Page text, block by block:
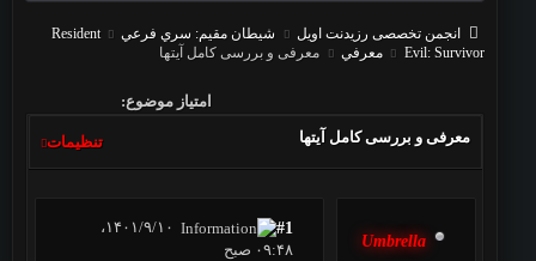
انجمن تخصصی رزیدنت اویل شيطان مقيم: سري فرعي
Resident
Evil: Survivor
معرفي معرفی و بررسی کامل آیتها
امتیاز موضوع:
تنظیمات معرفی و بررسی کامل آیتها
Umbrella
#1
۱۴۰۱/۹/۱۰،
۰۹:۴۸ صبح